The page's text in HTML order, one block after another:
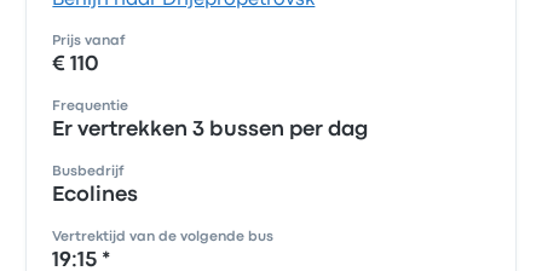
Prijs vanaf
€ 110
Frequentie
Er vertrekken 3 bussen per dag
Busbedrijf
Ecolines
Vertrektijd van de volgende bus
19:15 *